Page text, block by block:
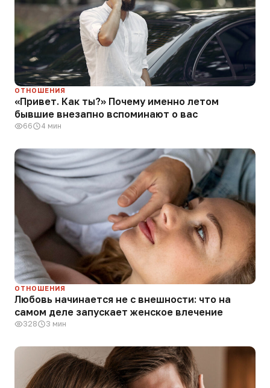
ОТНОШЕНИЯ
«Привет. Как ты?» Почему именно летом
бывшие внезапно вспоминают о вас
66 4 мин
ОТНОШЕНИЯ
Любовь начинается не с внешности: что на
самом деле запускает женское влечение
328 3 мин